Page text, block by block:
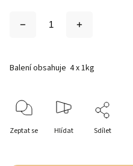
Balení obsahuje 4 x 1kg
Zeptat se Hlídat Sdílet